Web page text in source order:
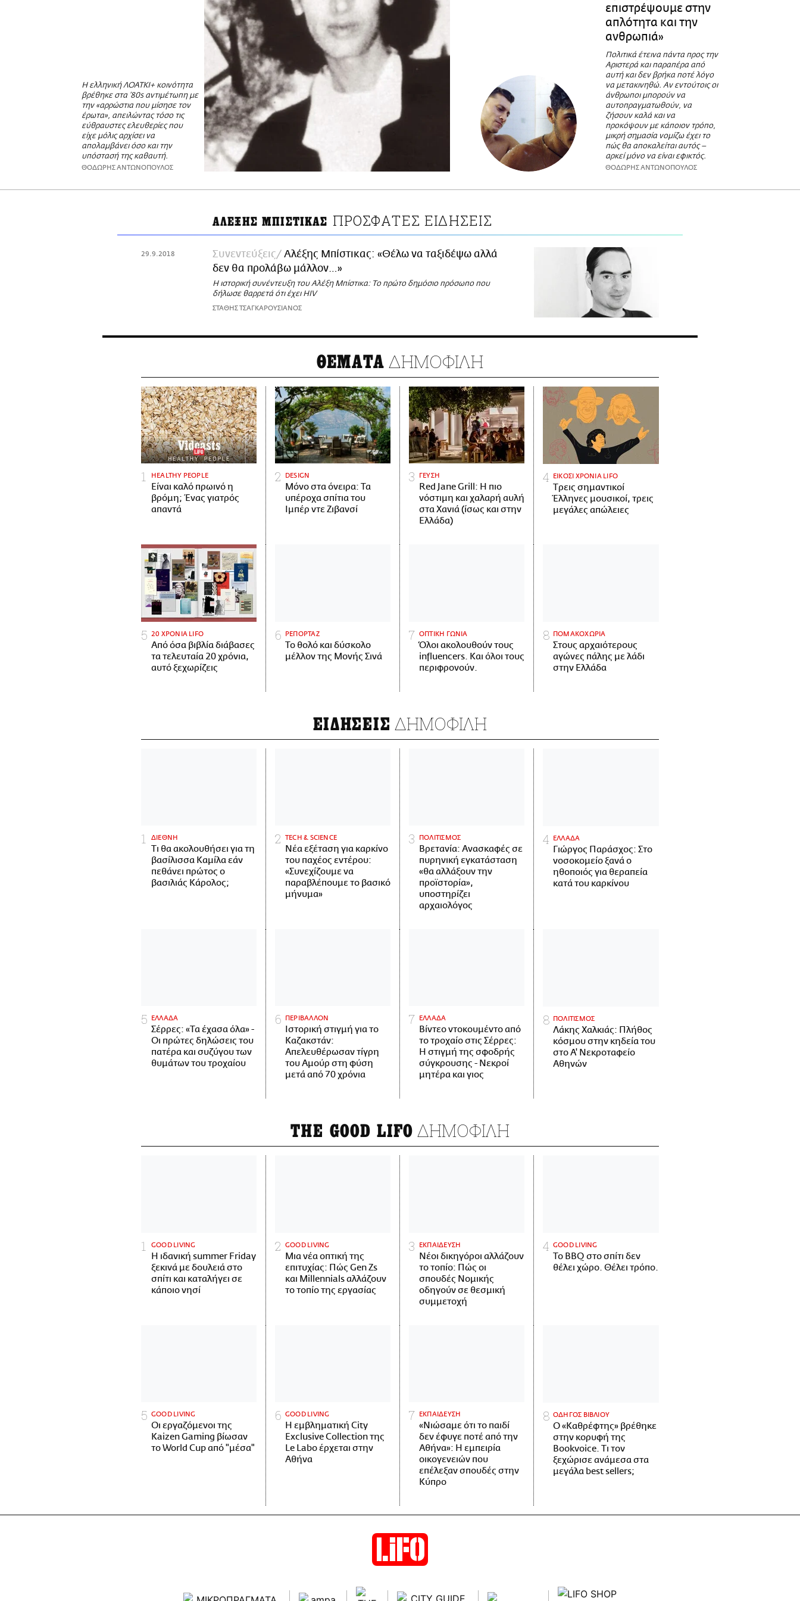
Η ελληνική ΛΟΑΤΚΙ+ κοινότητα
βρέθηκε στα ’80s αντιμέτωπη με
την «αρρώστια που μίσησε τον
έρωτα», απειλώντας τόσο τις
εύθραυστες ελευθερίες που
είχε μόλις αρχίσει να
απολαμβάνει όσο και την
υπόστασή της καθαυτή.
ΘΟΔΩΡΗΣ ΑΝΤΩΝΟΠΟΥΛΟΣ
επιστρέψουμε στην
απλότητα και την
ανθρωπιά»
Πολιτικά έτεινα πάντα προς την
Αριστερά και παραπέρα από
αυτή και δεν βρήκα ποτέ λόγο
να μετακινηθώ. Αν εντούτοις οι
άνθρωποι μπορούν να
αυτοπραγματωθούν, να
ζήσουν καλά και να
προκόψουν με κάποιον τρόπο,
μικρή σημασία νομίζω έχει το
πώς θα αποκαλείται αυτός –
αρκεί μόνο να είναι εφικτός.
ΘΟΔΩΡΗΣ ΑΝΤΩΝΟΠΟΥΛΟΣ
ΑΛΕΞΗΣ ΜΠΙΣΤΙΚΑΣ ΠΡΟΣΦΑΤΕΣ ΕΙΔΗΣΕΙΣ
29.9.2018 Συνεντεύξεις
Αλέξης Μπίστικας: «Θέλω να ταξιδέψω αλλά
δεν θα προλάβω μάλλον…»
Η ιστορική συνέντευξη του Αλέξη Μπίστικα: Το πρώτο δημόσιο πρόσωπο που
δήλωσε θαρρετά ότι έχει HIV
ΣΤΑΘΗΣ ΤΣΑΓΚΑΡΟΥΣΙΑΝΟΣ
ΘΕΜΑΤΑ ΔΗΜΟΦΙΛΗ
HEALTHY PEOPLE
Είναι καλό πρωινό η
βρόμη; Ένας γιατρός
απαντά
DESIGN
Μόνο στα όνειρα: Τα
υπέροχα σπίτια του
Ιμπέρ ντε Ζιβανσί
ΓΕΥΣΗ
Red Jane Grill: Η πιο
νόστιμη και χαλαρή αυλή
στα Χανιά (ίσως και στην
Ελλάδα)
ΕΙΚΟΣΙ ΧΡΟΝΙΑ LIFO
Tρεις σημαντικοί
Έλληνες μουσικοί, τρεις
μεγάλες απώλειες
20 ΧΡΟΝΙΑ LIFO
Από όσα βιβλία διάβασες
τα τελευταία 20 χρόνια,
αυτό ξεχωρίζεις
ΡΕΠΟΡΤΑΖ
Το θολό και δύσκολο
μέλλον της Μονής Σινά
ΟΠΤΙΚΗ ΓΩΝΙΑ
Όλοι ακολουθούν τους
influencers. Και όλοι τους
περιφρονούν.
ΠΟΜΑΚΟΧΩΡΙΑ
Στους αρχαιότερους
αγώνες πάλης με λάδι
στην Ελλάδα
ΕΙΔΗΣΕΙΣ ΔΗΜΟΦΙΛΗ
ΔΙΕΘΝΗ
Τι θα ακολουθήσει για τη
βασίλισσα Καμίλα εάν
πεθάνει πρώτος ο
βασιλιάς Κάρολος;
ΤECH & SCIENCE
Νέα εξέταση για καρκίνο
του παχέος εντέρου:
«Συνεχίζουμε να
παραβλέπουμε το βασικό
μήνυμα»
ΠΟΛΙΤΙΣΜΟΣ
Βρετανία: Ανασκαφές σε
πυρηνική εγκατάσταση
«θα αλλάξουν την
προϊστορία»,
υποστηρίζει
αρχαιολόγος
ΕΛΛΑΔΑ
Γιώργος Παράσχος: Στο
νοσοκομείο ξανά ο
ηθοποιός για θεραπεία
κατά του καρκίνου
ΕΛΛΑΔΑ
Σέρρες: «Τα έχασα όλα» -
Οι πρώτες δηλώσεις του
πατέρα και συζύγου των
θυμάτων του τροχαίου
ΠΕΡΙΒΑΛΛΟΝ
Ιστορική στιγμή για το
Καζακστάν:
Απελευθέρωσαν τίγρη
του Αμούρ στη φύση
μετά από 70 χρόνια
ΕΛΛΑΔΑ
Βίντεο ντοκουμέντο από
το τροχαίο στις Σέρρες:
Η στιγμή της σφοδρής
σύγκρουσης - Νεκροί
μητέρα και γιος
ΠΟΛΙΤΙΣΜΟΣ
Λάκης Χαλκιάς: Πλήθος
κόσμου στην κηδεία του
στο Α' Νεκροταφείο
Αθηνών
THE GOOD LIFO ΔΗΜΟΦΙΛΗ
GOOD LIVING
Η ιδανική summer Friday
ξεκινά με δουλειά στο
σπίτι και καταλήγει σε
κάποιο νησί
GOOD LIVING
Μια νέα οπτική της
επιτυχίας: Πώς Gen Zs
και Millennials αλλάζουν
το τοπίο της εργασίας
ΕΚΠΑΙΔΕΥΣΗ
Νέοι δικηγόροι αλλάζουν
το τοπίο: Πώς οι
σπουδές Νομικής
οδηγούν σε θεσμική
συμμετοχή
GOOD LIVING
Το BBQ στο σπίτι δεν
θέλει χώρο. Θέλει τρόπο.
GOOD LIVING
Οι εργαζόμενοι της
Kaizen Gaming βίωσαν
το World Cup από "μέσα"
GOOD LIVING
Η εμβληματική City
Exclusive Collection της
Le Labo έρχεται στην
Αθήνα
ΕΚΠΑΙΔΕΥΣΗ
«Νιώσαμε ότι το παιδί
δεν έφυγε ποτέ από την
Αθήνα»: Η εμπειρία
οικογενειών που
επέλεξαν σπουδές στην
Κύπρο
ΟΔΗΓΟΣ ΒΙΒΛΙΟΥ
Ο «Καθρέφτης» βρέθηκε
στην κορυφή της
Bookvoice. Τι τον
ξεχώρισε ανάμεσα στα
μεγάλα best sellers;